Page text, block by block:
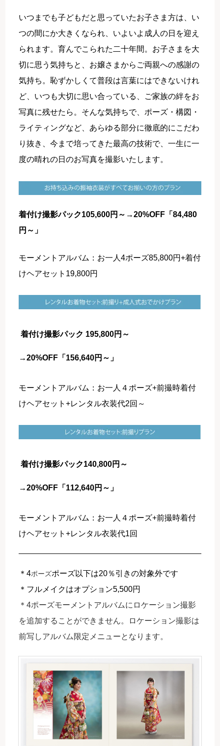
いつまでも子どもだと思っていたお子さま方は、い
つの間にか大きくなられ、いよいよ成人の日を迎え
られます。育んでこられた二十年間。お子さまを大
切に思う気持ちと、お嬢さまからご両親への感謝の
気持ち。恥ずかしくて普段は言葉にはできないけれ
ど、いつも大切に思い合っている、ご家族の絆をお
写真に残せたら。そんな気持ちで、ポーズ・構図・
ライティングなど、あらゆる部分に徹底的にこだわ
り抜き、今まで培ってきた最高の技術で、一生に一
度の晴れの日のお写真を撮影いたします。
着付け撮影パック105,600円～→20%OFF「84,480
円～」
モーメントアルバム：お一人4ポーズ85,800円+着付
けヘアセット19,800円
着付け撮影パック 195,800円～
→20%OFF「156,640円～」
モーメントアルバム：お一人４ポーズ+前撮時着付
けヘアセット+レンタル衣装代2回～
着付け撮影パック140,800円～
→20%OFF「112,640円～」
モーメントアルバム：お一人４ポーズ+前撮時着付
けヘアセット+レンタル衣装代1回
＊4ポーズポーズ以下は20％引きの対象外です
＊フルメイクはオプション5,500円
＊4ポーズモーメントアルバムにロケーション撮影
を追加することができません。
ロケーション撮影は
前写しアルバム限定メニューとなります。